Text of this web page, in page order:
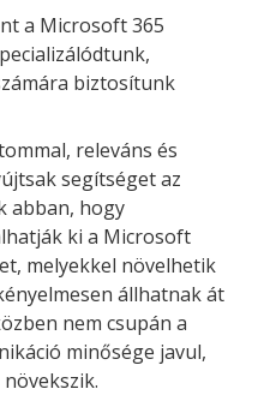
a Microsoft 365
biztosítunk
releváns és
segítséget az
abban, hogy
ki a Microsoft
melyekkel növelhetik
állhatnak át
nem csupán a
minősége javul,